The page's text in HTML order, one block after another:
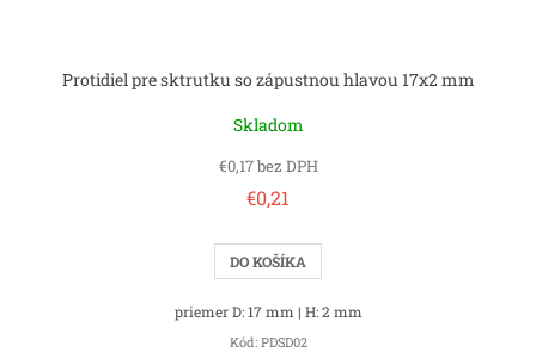
Protidiel pre sktrutku so zápustnou hlavou 17x2 mm
Skladom
€0,17 bez DPH
€0,21
DO KOŠÍKA
priemer D: 17 mm | H: 2 mm
Kód: PDSD02